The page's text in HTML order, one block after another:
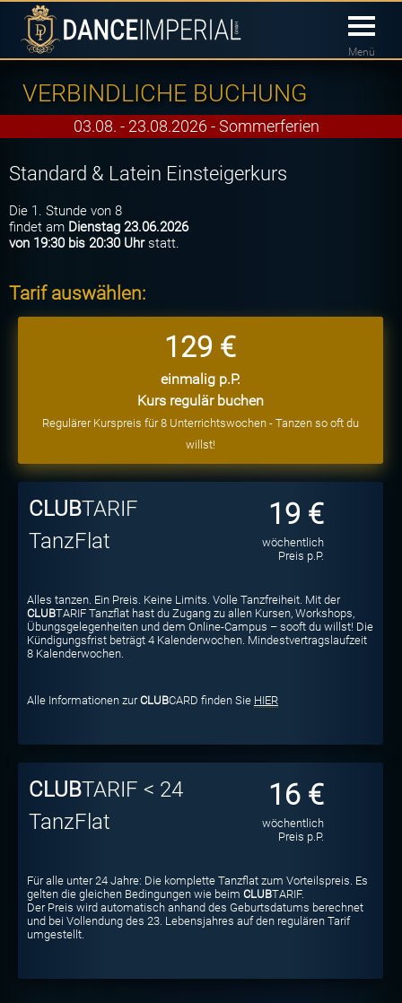
Menü
03.08. - 23.08.2026 - Sommerferien
VERBINDLICHE BUCHUNG
Standard & Latein Einsteigerkurs
Die 1. Stunde von 8
findet am Dienstag 23.06.2026
von 19:30 bis 20:30 Uhrstatt.
Tarif auswählen:
129 €
einmalig p.P.
Kurs regulär buchen
Regulärer Kurspreis für 8 Unterrichtswochen - Tanzen so oft du
willst!
CLUBTARIF
TanzFlat
19 €
wöchentlich
Preis p.P.
Alles tanzen. Ein Preis. Keine Limits. Volle Tanzfreiheit. Mit der
CLUBTARIF Tanzflat hast du Zugang zu allen Kursen, Workshops,
Übungsgelegenheiten und dem Online-Campus – sooft du willst! Die
Kündigungsfrist beträgt 4 Kalenderwochen. Mindestvertragslaufzeit
8 Kalenderwochen.
Alle Informationen zurCLUBCARD finden Sie HIER
CLUBTARIF < 24
TanzFlat
16 €
wöchentlich
Preis p.P.
Für alle unter 24 Jahre: Die komplette Tanzflat zum Vorteilspreis. Es
gelten die gleichen Bedingungen wie beim CLUBTARIF.
Der Preis wird automatisch anhand des Geburtsdatums berechnet
und bei Vollendung des 23. Lebensjahres auf den regulären Tarif
umgestellt.